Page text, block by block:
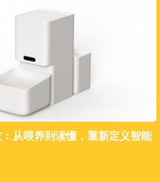
从喂养到读懂，重新定义智能